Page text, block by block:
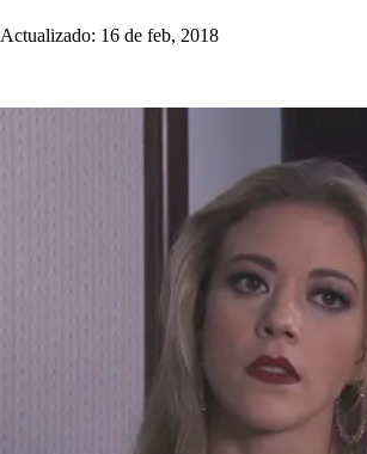
Actualizado: 16 de feb, 2018